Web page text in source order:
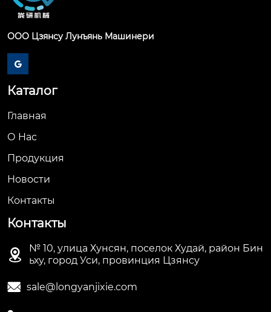
ООО Цзянсу Лунъянь Машинери

Каталог
Главная
О Hас
Продукция
Новости
Контакты
Контакты

№ 10, улица Хунсян, поселок Худай, район Бин
ьху, город Уси, провинция Цзянсу
 sale@longyanjixie.com